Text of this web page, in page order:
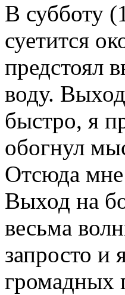
В субботу
суетится
предстоял
воду.
быстро, я
обогнул
Отсюда мне
Выход на
весьма
запросто и
громадных